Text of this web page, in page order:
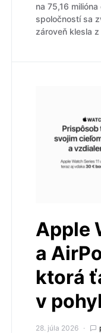
na 75,16
spoločností sa
zároveň klesla
Apple
a
ktorá
v
28. júla 2026